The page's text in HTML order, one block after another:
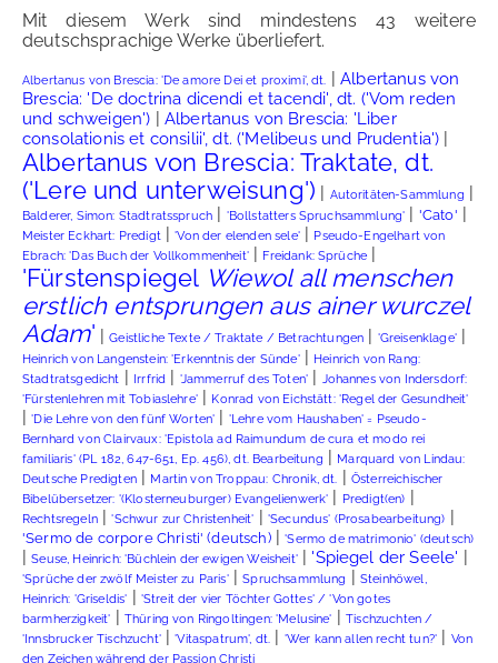
Mit diesem Werk sind mindestens 43 weitere
deutschsprachige Werke überliefert.
Albertanus von Brescia: 'De amore Dei et proximi', dt. |Albertanus von
Brescia: 'De doctrina dicendi et tacendi', dt. ('Vom reden
und schweigen') | Albertanus von Brescia: 'Liber
consolationis et consilii', dt. ('Melibeus und Prudentia') |
Albertanus von Brescia: Traktate, dt.
('Lere und unterweisung') | Autoritäten-Sammlung |
Balderer, Simon: Stadtratsspruch | 'Bollstatters Spruchsammlung' | 'Cato' |
Meister Eckhart: Predigt|'Von der elenden sele'| Pseudo-Engelhart von
Ebrach: 'Das Buch der Vollkommenheit'| Freidank: Sprüche |
'Fürstenspiegel Wiewol all menschen
erstlich entsprungen aus ainer wurczel
Adam' |Geistliche Texte / Traktate / Betrachtungen | 'Greisenklage'|
Heinrich von Langenstein: 'Erkenntnis der Sünde'| Heinrich von Rang:
Stadtratsgedicht | Irrfrid | 'Jammerruf des Toten' | Johannes von Indersdorf:
'Fürstenlehren mit Tobiaslehre'| Konrad von Eichstätt: 'Regel der Gesundheit'
|'Die Lehre von den fünf Worten' | 'Lehre vom Haushaben' = Pseudo-
Bernhard von Clairvaux: 'Epistola ad Raimundum de cura et modo rei
familiaris' (PL 182, 647-651, Ep. 456), dt. Bearbeitung | Marquard von Lindau:
Deutsche Predigten| Martin von Troppau: Chronik, dt. | Österreichischer
Bibelübersetzer: '(Klosterneuburger) Evangelienwerk' | Predigt(en) |
Rechtsregeln|'Schwur zur Christenheit' | 'Secundus' (Prosabearbeitung) |
'Sermo de corpore Christi' (deutsch)|'Sermo de matrimonio' (deutsch)
|Seuse, Heinrich: 'Büchlein der ewigen Weisheit'| 'Spiegel der Seele' |
'Sprüche der zwölf Meister zu Paris'|Spruchsammlung | Steinhöwel,
Heinrich: 'Griseldis' | 'Streit der vier Töchter Gottes' / 'Von gotes
barmherzigkeit' | Thüring von Ringoltingen: 'Melusine' |Tischzuchten /
'Innsbrucker Tischzucht'|'Vitaspatrum', dt. | 'Wer kann allen recht tun?' | Von
den Zeichen während der Passion Christi